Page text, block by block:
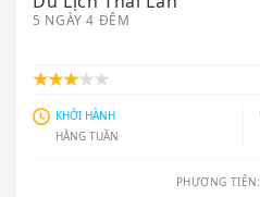
5 NGÀY 4 ĐÊM
KHỞI HÀNH
HẰNG TUẦN
PHƯƠNG TIỆN: